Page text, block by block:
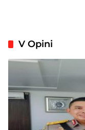
V Opini